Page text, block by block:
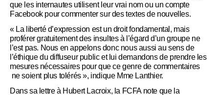
que les internautes utilisent leur vrai nom ou un compte
Facebook pour commenter sur des textes de nouvelles.
« La liberté d’expression est un droit fondamental, mais
proférer gratuitement des insultes à l’égard d’un groupe ne
l’est pas. Nous en appelons donc nous aussi au sens de
l’éthique du diffuseur public et lui demandons de prendre les
mesures nécessaires pour que ce genre de commentaires
ne soient plus tolérés », indique Mme Lanthier.
Dans sa lettre à Hubert Lacroix, la FCFA note que la